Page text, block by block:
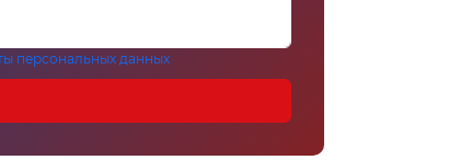
персональных данных